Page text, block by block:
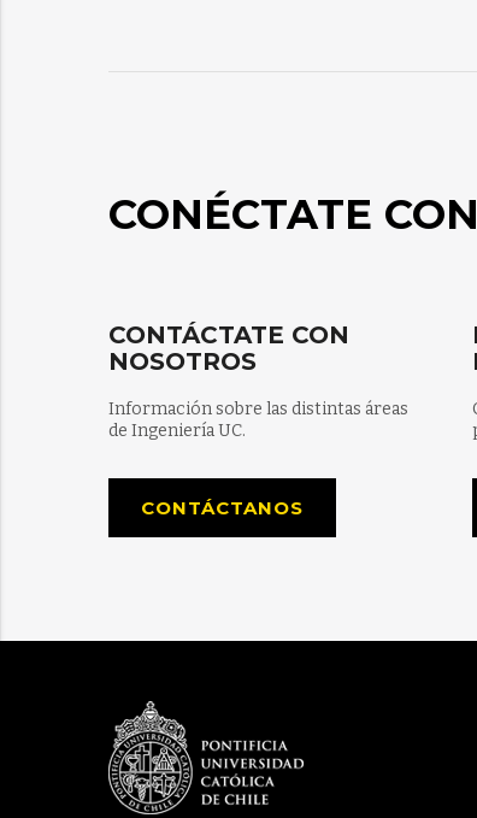
CONÉCTATE
CONTÁCTATE CON
NOSOTROS
Información sobre las distintas áreas
de Ingeniería UC.
CONTÁCTANOS